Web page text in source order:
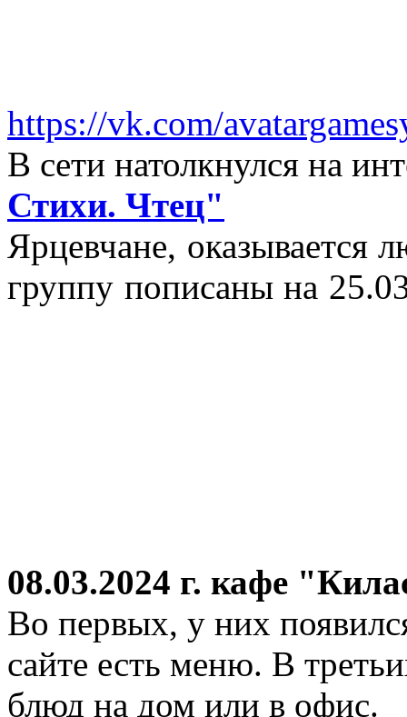
https://vk.com/
В сети натолкнулся на
Стихи. Чтец"
Ярцевчане,
группу пописаны на
08.03.2024 г. кафе
Во первых, у них
сайте есть меню. В
блюд на дом или в офис.